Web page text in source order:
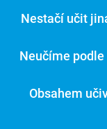
Nestačí učit
Neučíme
Obsahem